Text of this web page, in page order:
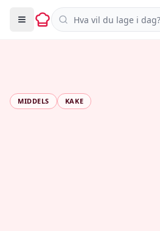
Søk i oppskrifter
MIDDELS KAKE